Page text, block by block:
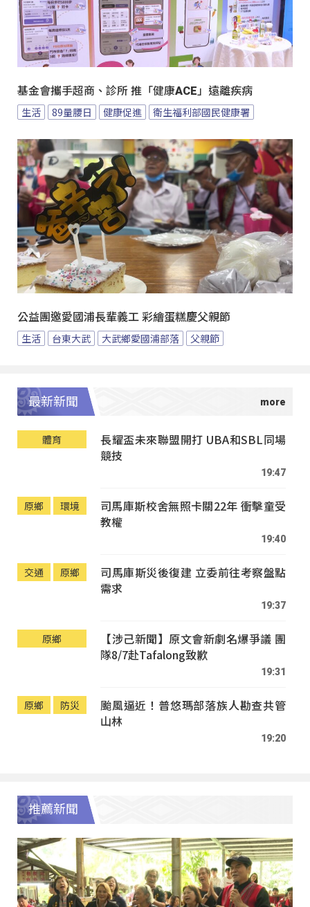
基金會攜手超商、診所 推「健康ACE」遠離疾病
生活 89量腰日 健康促進 衛生福利部國民健康署
公益團邀愛國浦長輩義工 彩繪蛋糕慶父親節
生活 台東大武 大武鄉愛國浦部落 父親節
最新新聞
體育
長耀盃未來聯盟開打 UBA和SBL同場
競技
19:47
原鄉 環境
司馬庫斯校舍無照卡關22年 衝擊童受
教權
19:40
交通 原鄉
司馬庫斯災後復建 立委前往考察盤點
需求
19:37
原鄉
【涉己新聞】原文會新劇名爆爭議 團
隊8/7赴Tafalong致歉
19:31
原鄉 防災
颱風逼近！普悠瑪部落族人勘查共管
山林
19:20
推薦新聞